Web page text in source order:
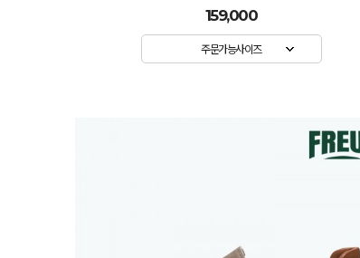
159,000
주문가능사이즈